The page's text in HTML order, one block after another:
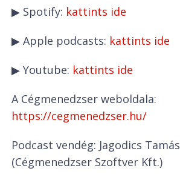
▶ Spotify: kattints ide
▶ Apple podcasts: kattints ide
▶ Youtube: kattints ide
A Cégmenedzser weboldala:
https://cegmenedzser.hu/
Podcast vendég: Jagodics Tamás
(Cégmenedzser Szoftver Kft.)